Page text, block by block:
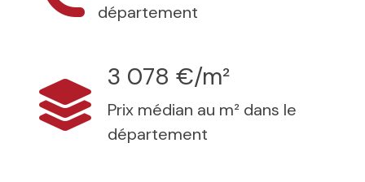
département
3 078 €/m²
Prix médian au m² dans le
département